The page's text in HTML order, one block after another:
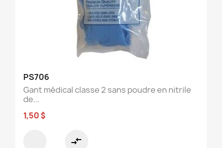
PS706
Gant médical classe 2 sans poudre en nitrile
de...
1,50 $
compare_arrows